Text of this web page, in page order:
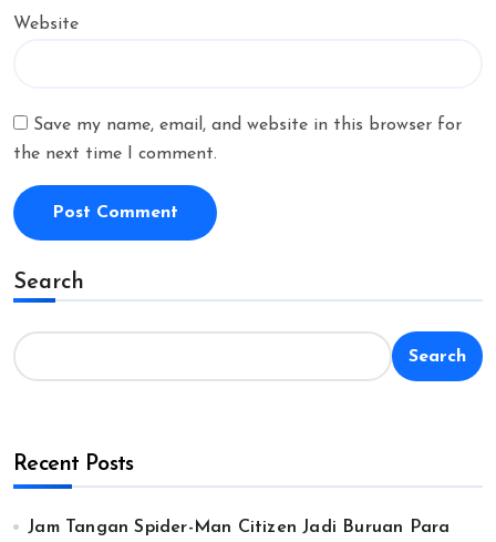
Website
Save my name, email, and website in this browser for
the next time I comment.
Search
Search
Recent Posts
Jam Tangan Spider-Man Citizen Jadi Buruan Para